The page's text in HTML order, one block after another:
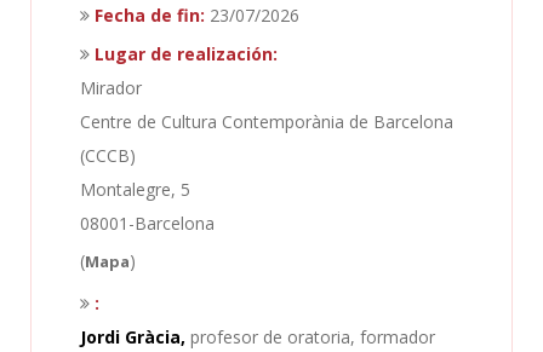
Fecha de fin: 23/07/2026
Lugar de realización:
Mirador
Centre de Cultura Contemporània de Barcelona
(CCCB)
Montalegre, 5
08001-Barcelona
(Mapa)
:
Jordi Gràcia, profesor de oratoria, formador